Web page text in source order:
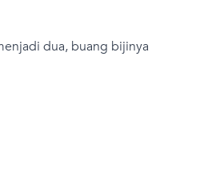
dua, buang bijinya